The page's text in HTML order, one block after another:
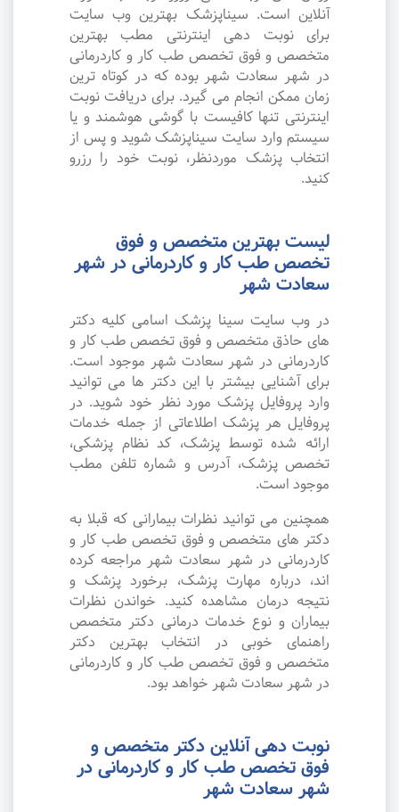
آنلاین است. سیناپزشک بهترین وب سایت
برای نوبت دهی اینترنتی مطب بهترین
متخصص و فوق تخصص طب کار و کاردرمانی
در شهر سعادت شهر بوده که در کوتاه ترین
زمان ممکن انجام می گیرد. برای دریافت نوبت
اینترنتی تنها کافیست با گوشی هوشمند و یا
سیستم وارد سایت سیناپزشک شوید و پس از
انتخاب پزشک موردنظر، نوبت خود را رزرو
کنید.
لیست بهترین متخصص و فوق
تخصص طب کار و کاردرمانی در شهر
سعادت شهر
در وب سایت سینا پزشک اسامی کلیه دکتر
های حاذق متخصص و فوق تخصص طب کار و
کاردرمانی در شهر سعادت شهر موجود است.
برای آشنایی بیشتر با این دکتر ها می توانید
وارد پروفایل پزشک مورد نظر خود شوید. در
پروفایل هر پزشک اطلاعاتی از جمله خدمات
ارائه شده توسط پزشک، کد نظام پزشکی،
تخصص پزشک، آدرس و شماره تلفن مطب
موجود است.
همچنین می توانید نظرات بیمارانی که قبلا به
دکتر های متخصص و فوق تخصص طب کار و
کاردرمانی در شهر سعادت شهر مراجعه کرده
اند، درباره مهارت پزشک، برخورد پزشک و
نتیجه درمان مشاهده کنید. خواندن نظرات
بیماران و نوع خدمات درمانی دکتر متخصص
راهنمای خوبی در انتخاب بهترین دکتر
متخصص و فوق تخصص طب کار و کاردرمانی
در شهر سعادت شهر خواهد بود.
نوبت دهی آنلاین دکتر متخصص و
فوق تخصص طب کار و کاردرمانی در
شهر سعادت شهر